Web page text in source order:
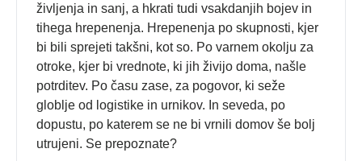
življenja in sanj, a hkrati tudi vsakdanjih bojev in
tihega hrepenenja. Hrepenenja po skupnosti, kjer
bi bili sprejeti takšni, kot so. Po varnem okolju za
otroke, kjer bi vrednote, ki jih živijo doma, našle
potrditev. Po času zase, za pogovor, ki seže
globlje od logistike in urnikov. In seveda, po
dopustu, po katerem se ne bi vrnili domov še bolj
utrujeni. Se prepoznate?